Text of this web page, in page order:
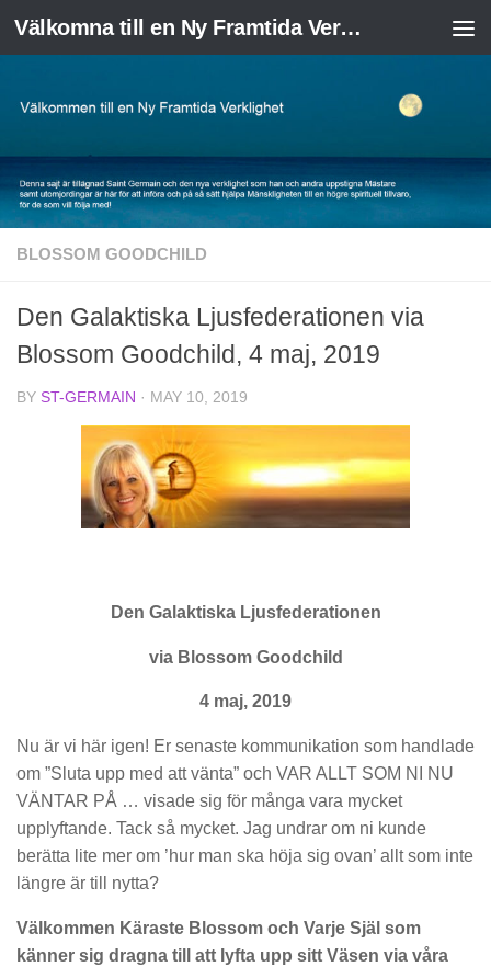
Skip to content Välkomna till en Ny Framtida Verklighet
BLOSSOM GOODCHILD
Den Galaktiska Ljusfederationen via
Blossom Goodchild, 4 maj, 2019
BY ST-GERMAIN · MAY 10, 2019
Den Galaktiska Ljusfederationen
via Blossom Goodchild
4 maj, 2019
Nu är vi här igen! Er senaste kommunikation som handlade
om ”Sluta upp med att vänta” och VAR ALLT SOM NI NU
VÄNTAR PÅ … visade sig för många vara mycket
upplyftande. Tack så mycket. Jag undrar om ni kunde
berätta lite mer om ’hur man ska höja sig ovan’ allt som inte
längre är till nytta?
Välkommen Käraste Blossom och Varje Själ som
känner sig dragna till att lyfta upp sitt Väsen via våra